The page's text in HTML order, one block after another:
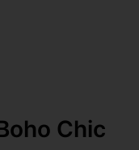
Chic